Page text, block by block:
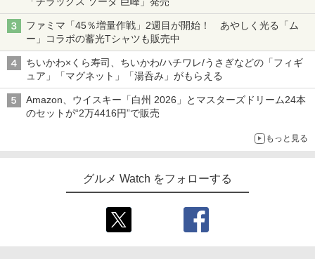
ファミマ「45％増量作戦」2週目が開始！ あやしく光る「ム
ー」コラボの蓄光Tシャツも販売中
ちいかわ×くら寿司、ちいかわ/ハチワレ/うさぎなどの「フィギ
ュア」「マグネット」「湯呑み」がもらえる
Amazon、ウイスキー「白州 2026」とマスターズドリーム24本
のセットが“2万4416円”で販売
もっと見る
グルメ Watch をフォローする